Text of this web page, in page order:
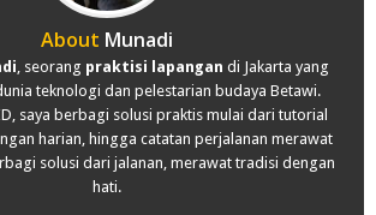
About Munadi
, seorang praktisi lapangan di Jakarta yang
teknologi dan pelestarian budaya Betawi.
saya berbagi solusi praktis mulai dari tutorial
harian, hingga catatan perjalanan merawat
solusi dari jalanan, merawat tradisi dengan
hati.